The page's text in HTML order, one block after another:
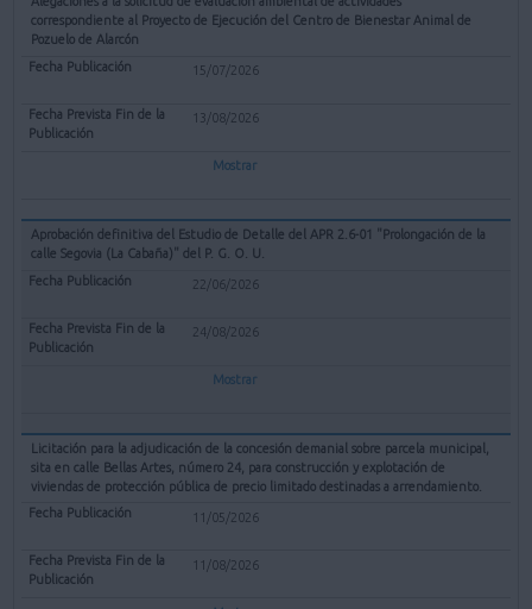
correspondiente al Proyecto de Ejecución del Centro de Bienestar Animal de
Pozuelo de Alarcón
15/07/2026
13/08/2026
Mostrar
Aprobación definitiva del Estudio de Detalle del APR 2.6-01 "Prolongación de la
calle Segovia (La Cabaña)" del P. G. O. U.
22/06/2026
24/08/2026
Mostrar
Licitación para la adjudicación de la concesión demanial sobre parcela municipal,
sita en calle Bellas Artes, número 24, para construcción y explotación de
viviendas de protección pública de precio limitado destinadas a arrendamiento.
11/05/2026
11/08/2026